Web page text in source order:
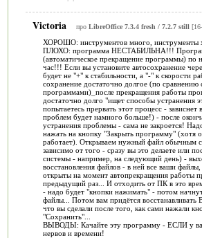
Victoria про LibreOffice 7.3.4 fresh / 7.2.7 still
ХОРОШО: инструментов много, инструменты
ПЛОХО: программа НЕСТАБИЛЬНА!!!
(автоматическое прекращение программы) по
час!!! Если вы установите автосохранение
будет не "+" к стабильности, а "-" к скорости
сохранение достаточно долгое (по сравнению
программами)_после прекращения работы
достаточно долго "ищет способы устранения
попытаетесь прервать этот процесс - зависнет
проблем будет намного больше!) - после
устранения проблемы - сама не закроется!
нажать на кнопку "Закрыть программу" (хотя
работает). Открываем нужный файл обычным
зависимо от того - сразу вы это делаете или
системы - например, на следующий день) -
восстановления файлов - в ней все ваши
открыты на момент автопрекращения работы
предыдущий раз... И отходить от ПК в это
- надо будет "кнопки нажимать" - потом начнут
файлы... Потом вам придётся
что вы сделали после того, как сами нажали
"Сохранить"...
ВЫВОДЫ: Качайте эту программу - ЕСЛИ у
нервов и времени!